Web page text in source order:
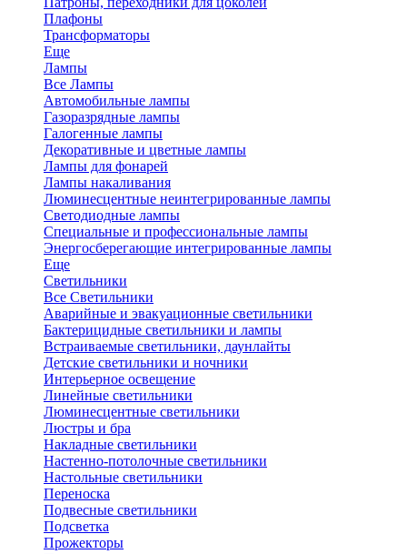
Плафоны
Трансформаторы
Еще
Лампы
Все Лампы
Автомобильные лампы
Газоразрядные лампы
Галогенные лампы
Декоративные и цветные лампы
Лампы для фонарей
Лампы накаливания
Люминесцентные неинтегрированные лампы
Светодиодные лампы
Специальные и профессиональные лампы
Энергосберегающие интегрированные лампы
Еще
Светильники
Все Светильники
Аварийные и эвакуационные светильники
Бактерицидные светильники и лампы
Встраиваемые светильники, даунлайты
Детские светильники и ночники
Интерьерное освещение
Линейные светильники
Люминесцентные светильники
Люстры и бра
Накладные светильники
Настенно-потолочные светильники
Настольные светильники
Переноска
Подвесные светильники
Подсветка
Прожекторы